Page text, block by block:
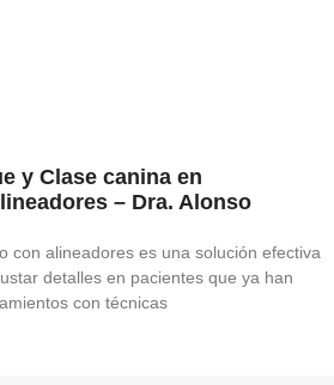
y Clase canina en
– Dra. Alonso
con alineadores es una solución efectiva
detalles en pacientes que ya han
con técnicas